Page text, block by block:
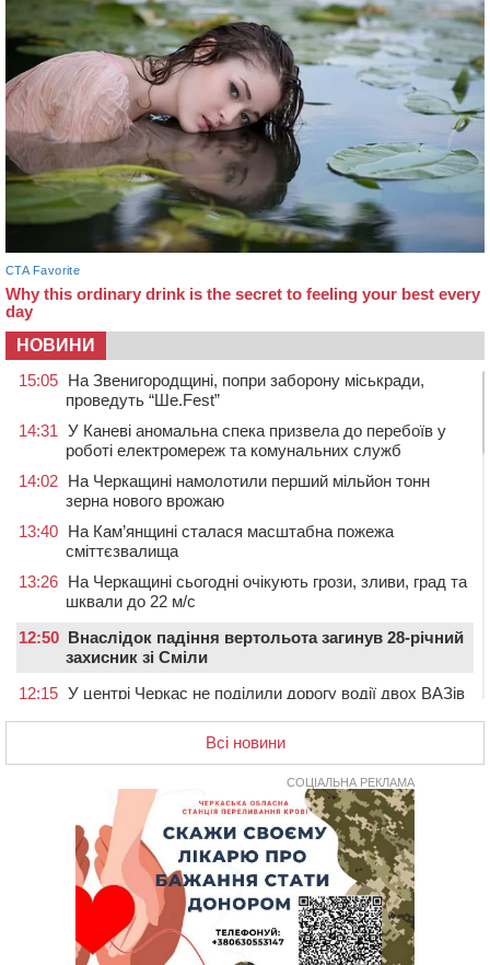
НОВИНИ
15:05 На Звенигородщині, попри заборону міськради,
проведуть “Ше.Fest”
14:31 У Каневі аномальна спека призвела до перебоїв у
роботі електромереж та комунальних служб
14:02 На Черкащині намолотили перший мільйон тонн
зерна нового врожаю
13:40 На Кам’янщині сталася масштабна пожежа
сміттєзвалища
13:26 На Черкащині сьогодні очікують грози, зливи, град та
шквали до 22 м/с
12:50 Внаслідок падіння вертольота загинув 28-річний
захисник зі Сміли
12:15 У центрі Черкас не поділили дорогу водії двох ВАЗів
11:29 У Черкасах до середини серпня обмежать рух
транспорту на трьох вулицях
На Черкащині кількість укриттів збільшилась
уп’ятеро з початку повномасштабної війни
У Черкасах водій Audi Q5 спричинив аварію, не
пропустивши інший кросовер
“Черкасиводоканал” пропонує підвищити
тарифи на воду та водовідведення з 2027 року
Встановити гойдалки, карусель і закупити іграшки: у
Черкасах просять покращити умови в дитсадку
Всі новини
СОЦІАЛЬНА РЕКЛАМА